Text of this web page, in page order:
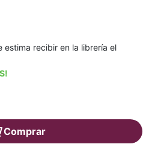
estima recibir en la librería el
Comprar